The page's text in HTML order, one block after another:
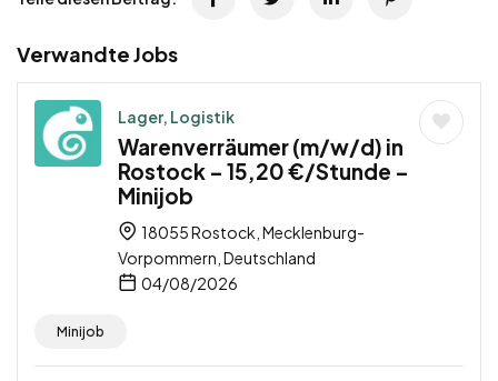
Verwandte Jobs
Lager, Logistik
Warenverräumer (m/w/d) in
Rostock – 15,20 €/Stunde –
Minijob
18055 Rostock, Mecklenburg-
Vorpommern, Deutschland
04/08/2026
Minijob